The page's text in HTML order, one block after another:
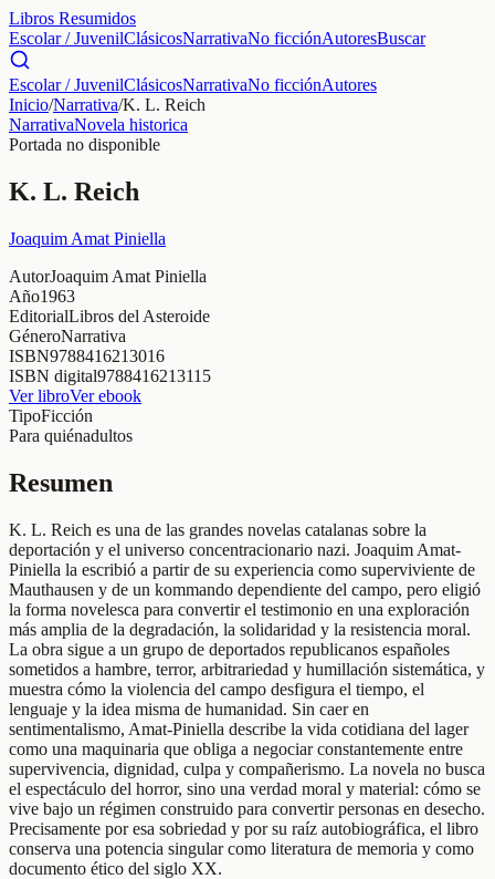
Libros Resumidos
Escolar / JuvenilClásicosNarrativaNo ficciónAutoresBuscar
Escolar / JuvenilClásicosNarrativaNo ficciónAutores
Inicio/Narrativa/K. L. Reich
NarrativaNovela historica
Portada no disponible
K. L. Reich
Joaquim Amat Piniella
AutorJoaquim Amat Piniella
Año1963
EditorialLibros del Asteroide
GéneroNarrativa
ISBN9788416213016
ISBN digital9788416213115
Ver libroVer ebook
TipoFicción
Para quiénadultos
Resumen
K. L. Reich es una de las grandes novelas catalanas sobre la
deportación y el universo concentracionario nazi. Joaquim Amat-
Piniella la escribió a partir de su experiencia como superviviente de
Mauthausen y de un kommando dependiente del campo, pero eligió
la forma novelesca para convertir el testimonio en una exploración
más amplia de la degradación, la solidaridad y la resistencia moral.
La obra sigue a un grupo de deportados republicanos españoles
sometidos a hambre, terror, arbitrariedad y humillación sistemática, y
muestra cómo la violencia del campo desfigura el tiempo, el
lenguaje y la idea misma de humanidad. Sin caer en
sentimentalismo, Amat-Piniella describe la vida cotidiana del lager
como una maquinaria que obliga a negociar constantemente entre
supervivencia, dignidad, culpa y compañerismo. La novela no busca
el espectáculo del horror, sino una verdad moral y material: cómo se
vive bajo un régimen construido para convertir personas en desecho.
Precisamente por esa sobriedad y por su raíz autobiográfica, el libro
conserva una potencia singular como literatura de memoria y como
documento ético del siglo XX.